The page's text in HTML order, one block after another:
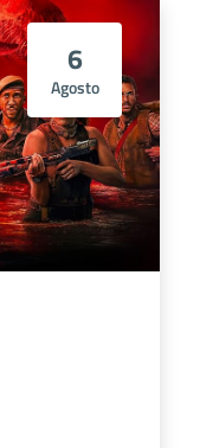
6
Agosto